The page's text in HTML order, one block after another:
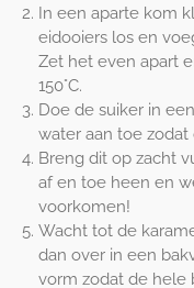
In een aparte kom
eidooiers los en
Zet het even apart
150°C.
Doe de suiker in
water aan toe zodat
Breng dit op zacht
af en toe heen en
voorkomen!
Wacht tot de
dan over in een
vorm zodat de hele